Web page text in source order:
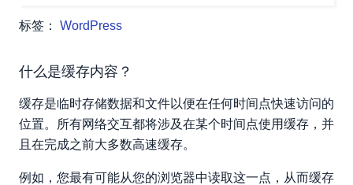
标签： WordPress
如何缓存我的内容？
什么是缓存内容？
缓存是临时存储数据和文件以便在任何时间点快速访问的
位置。所有网络交互都将涉及在某个时间点使用缓存，并
且在完成之前大多数高速缓存。
例如，您最有可能从您的浏览器中读取这一点，从而缓存